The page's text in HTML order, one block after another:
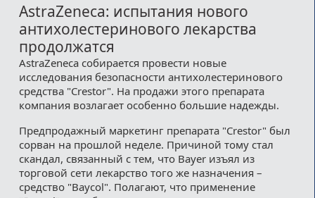
Пользовательское соглашение
Медиакит
Контакты
AstraZeneca: испытания нового
антихолестеринового лекарства
продолжатся
AstraZeneca собирается провести новые
исследования безопасности антихолестеринового
средства "Crestor". На продажи этого препарата
компания возлагает особенно большие надежды.
Предпродажный маркетинг препарата "Crestor" был
сорван на прошлой неделе. Причиной тому стал
скандал, связанный с тем, что Bayer изъял из
торговой сети лекарство того же назначения –
средство "Baycol". Полагают, что применение